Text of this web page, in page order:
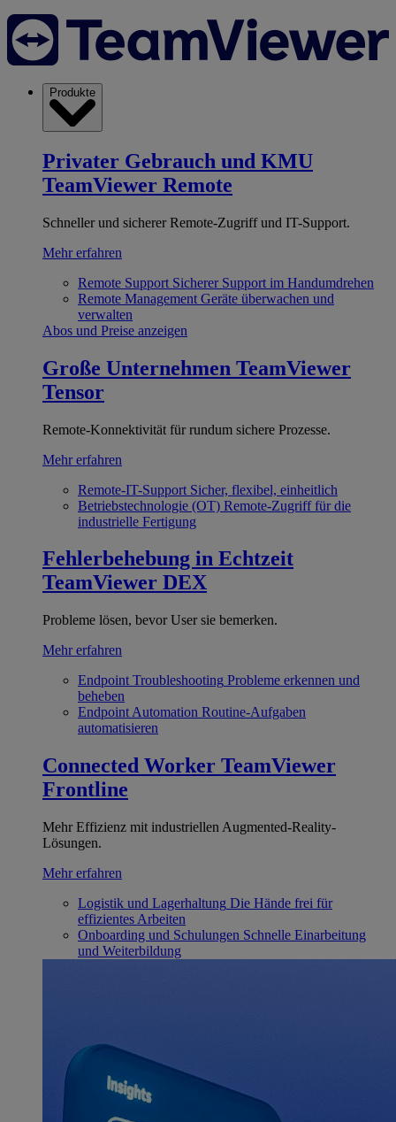
Produkte
Privater Gebrauch und KMU
TeamViewer Remote
Schneller und sicherer Remote-Zugriff und IT-Support.
Mehr erfahren
Remote Support Sicherer Support im Handumdrehen
Remote Management Geräte überwachen und
verwalten
Abos und Preise anzeigen
Große Unternehmen TeamViewer
Tensor
Remote-Konnektivität für rundum sichere Prozesse.
Mehr erfahren
Remote-IT-Support Sicher, flexibel, einheitlich
Betriebstechnologie (OT) Remote-Zugriff für die
industrielle Fertigung
Fehlerbehebung in Echtzeit
TeamViewer DEX
Probleme lösen, bevor User sie bemerken.
Mehr erfahren
Endpoint Troubleshooting Probleme erkennen und
beheben
Endpoint Automation Routine-Aufgaben
automatisieren
Connected Worker TeamViewer
Frontline
Mehr Effizienz mit industriellen Augmented-Reality-
Lösungen.
Mehr erfahren
Logistik und Lagerhaltung Die Hände frei für
effizientes Arbeiten
Onboarding und Schulungen Schnelle Einarbeitung
und Weiterbildung